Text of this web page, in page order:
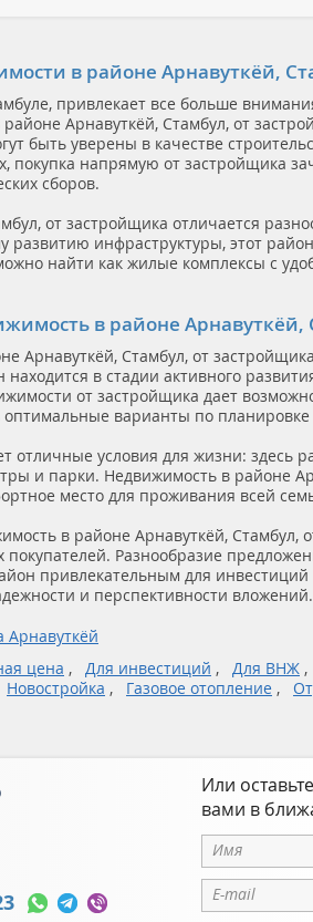
в районе Арнавуткёй,
привлекает все больше
Арнавуткёй, Стамбул, от
быть уверены в качестве
напрямую от застройщика
сборов.
от застройщика отличается
развитию инфраструктуры, этот
найти как жилые комплексы с
в районе
Арнавуткёй, Стамбул, от
в стадии активного
от застройщика дает
оптимальные варианты по
отличные условия для жизни:
и парки. Недвижимость в районе
место для проживания всей
в районе Арнавуткёй, Стамбул,
Разнообразие
привлекательным для
и перспективности вложений.
Арнавуткёй
цена Для инвестиций Для ВНЖ
Новостройка Газовое отопление
Или
вами в